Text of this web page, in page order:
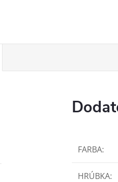
FARBA:
HRÚBKA: